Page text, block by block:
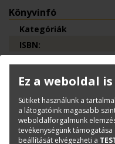
Könyvinfó
Kategóriák
ISBN:
Oldalak száma:
Kiadó:
Kiadás éve:
Ez a weboldal
Sütiket használunk a
a látogatóink magasabb
weboldalforgalmunk
tevékenységünk
beállítását elvégezheti a